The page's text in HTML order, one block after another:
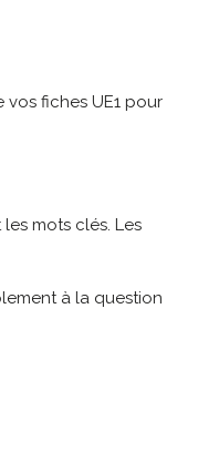
vos fiches UE1 pour
mots clés. Les
à la question